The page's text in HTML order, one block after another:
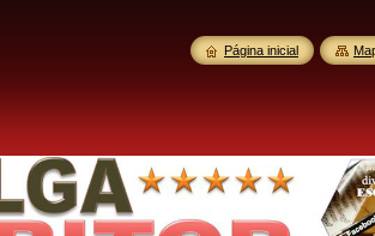
Página inicial